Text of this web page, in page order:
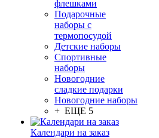
флешками
Подарочные
наборы с
термопосудой
Детские наборы
Спортивные
наборы
Новогодние
сладкие подарки
Новогодние наборы
+ ЕЩЕ 5
Календари на заказ